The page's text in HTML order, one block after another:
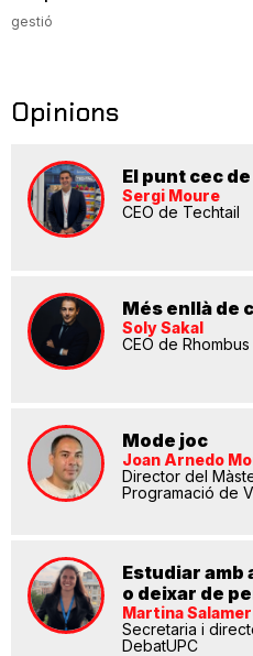
gestió
Opinions
El punt cec
Sergi Moure
CEO de Techtail
Més enllà de
Soly Sakal
CEO de Rhombus
Mode joc
Joan Arnedo
Director del
Programació de
Estudiar amb
o deixar de
Martina
Secretaria i
DebatUPC